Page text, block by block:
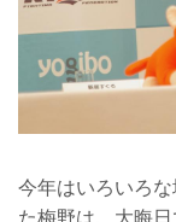
今年はいろいろ